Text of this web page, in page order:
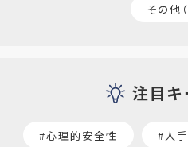
その他
注目キ
#心理的安全性 #人